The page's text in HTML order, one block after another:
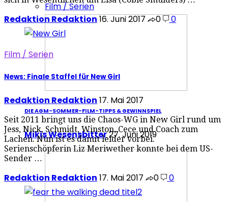
Film / Serien
DIE AGM-SOMMER-FILM-TIPPS & GEWINNSPIEL
Mikis Wesensbitter27. Juni 2019
Redaktion Redaktion 16. Juni 2017 0 0
Film / Serien
News: Finale Staffel für New Girl
Redaktion Redaktion 17. Mai 2017
Seit 2011 bringt uns die Chaos-WG in New Girl rund um
Jess, Nick, Schmidt, Winston, Cece und Coach zum
Lachen. Nun ist es damit leider vorbei.
Serienschöpferin Liz Meriwether konnte bei dem US-
Sender …
Redaktion Redaktion 17. Mai 2017 0 0